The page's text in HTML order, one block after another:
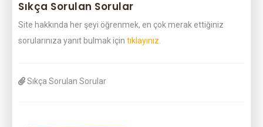
Sıkça Sorulan Sorular
Site hakkında her şeyi öğrenmek, en çok merak ettiğiniz
sorularınıza yanıt bulmak için tıklayınız.
Sıkça Sorulan Sorular